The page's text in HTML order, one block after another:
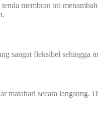
membran ini
sangat fleksibel sehingga
matahari secara